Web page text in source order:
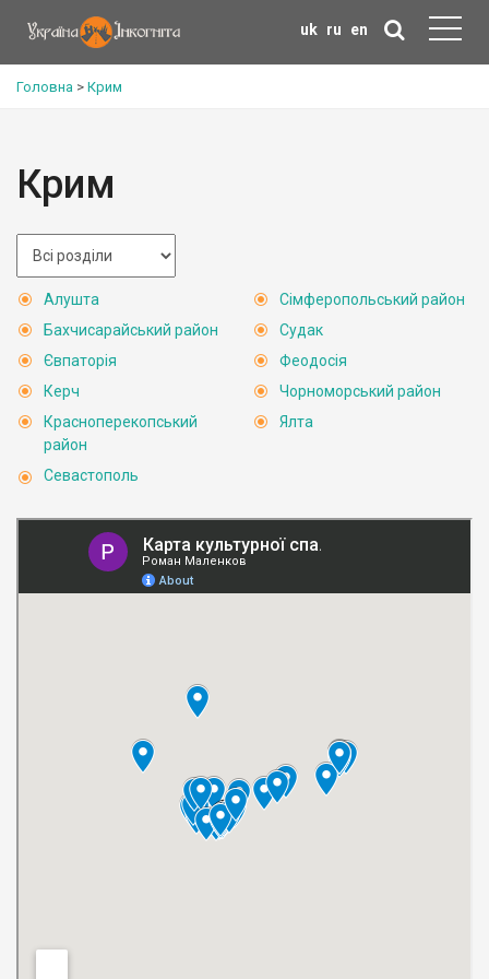
uk ru en
Головна > Крим
Крим
Алушта
Бахчисарайський район
Євпаторія
Керч
Красноперекопський
район
Севастополь
Сімферопольський район
Судак
Феодосія
Чорноморський район
Ялта